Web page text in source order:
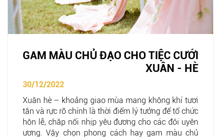
GAM MÀU CHỦ ĐẠO CHO TIỆC CƯỚI
XUÂN - HÈ
30/12/2022
Xuân hè – khoảng giao mùa mang không khí tươi
tắn và rực rỡ chính là thời điểm lý tưởng để tổ chức
hôn lễ, chắp nối nhịp yêu đương cho các đôi uyên
ương. Vậy chọn phong cách hay gam màu chủ